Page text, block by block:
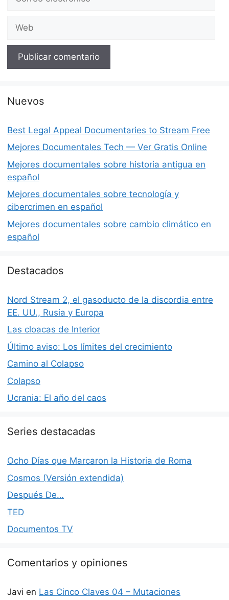
electrónico
Nuevos
Best Legal Appeal Documentaries to Stream Free
Mejores Documentales Tech — Ver Gratis Online
Mejores documentales sobre historia antigua en
español
Mejores documentales sobre tecnología y
cibercrimen en español
Mejores documentales sobre cambio climático en
español
Destacados
Nord Stream 2, el gasoducto de la discordia entre
EE. UU., Rusia y Europa
Las cloacas de Interior
Último aviso: Los límites del crecimiento
Camino al Colapso
Colapso
Ucrania: El año del caos
Series destacadas
Ocho Días que Marcaron la Historia de Roma
Cosmos (Versión extendida)
Después De…
TED
Documentos TV
Comentarios y opiniones
Javi en Las Cinco Claves 04 – Mutaciones